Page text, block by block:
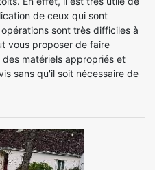
de ceux qui sont
sont très difficiles à
vous proposer de faire
matériels appropriés et
sans qu'il soit nécessaire de